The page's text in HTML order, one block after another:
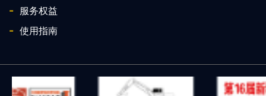
- 服务权益
- 使用指南